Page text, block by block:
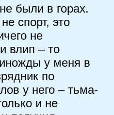
были в горах.
спорт, это
не
влип – то
у меня в
по
у него – тьма-
и не